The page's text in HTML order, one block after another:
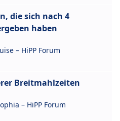
die sich nach 4
haben
– HiPP Forum
Breitmahlzeiten
– HiPP Forum